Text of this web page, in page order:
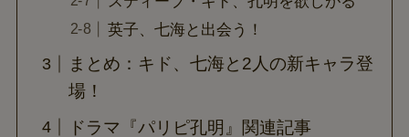
英子、七海と出会う！
まとめ：キド、七海と2人の新キャラ登
場！
ドラマ『パリピ孔明』関連記事